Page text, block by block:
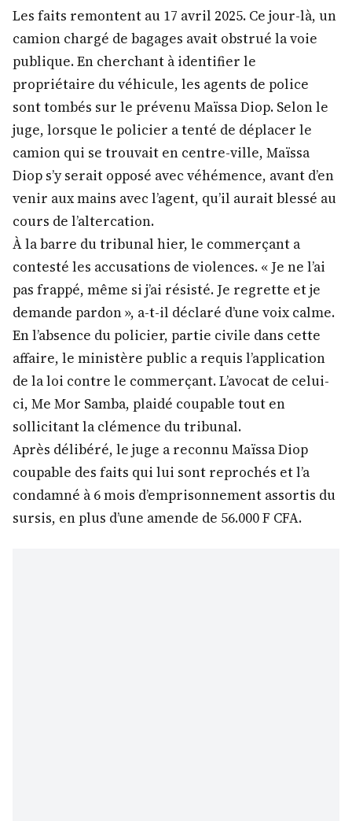
Les faits remontent au 17 avril 2025. Ce jour-là, un
camion chargé de bagages avait obstrué la voie
publique. En cherchant à identifier le
propriétaire du véhicule, les agents de police
sont tombés sur le prévenu Maïssa Diop. Selon le
juge, lorsque le policier a tenté de déplacer le
camion qui se trouvait en centre-ville, Maïssa
Diop s’y serait opposé avec véhémence, avant d’en
venir aux mains avec l’agent, qu’il aurait blessé au
cours de l’altercation.
À la barre du tribunal hier, le commerçant a
contesté les accusations de violences. « Je ne l’ai
pas frappé, même si j’ai résisté. Je regrette et je
demande pardon », a-t-il déclaré d’une voix calme.
En l’absence du policier, partie civile dans cette
affaire, le ministère public a requis l’application
de la loi contre le commerçant. L’avocat de celui-
ci, Me Mor Samba, plaidé coupable tout en
sollicitant la clémence du tribunal.
Après délibéré, le juge a reconnu Maïssa Diop
coupable des faits qui lui sont reprochés et l’a
condamné à 6 mois d’emprisonnement assortis du
sursis, en plus d’une amende de 56.000 F CFA.